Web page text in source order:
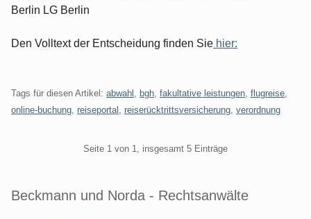
Berlin LG Berlin
Den Volltext der Entscheidung finden Sie hier:
Tags für diesen Artikel: abwahl bgh fakultative leistungen flugreise
online-buchung reiseportal reiserücktrittsversicherung verordnung
Seite 1 von 1, insgesamt 5 Einträge
Beckmann und Norda - Rechtsanwälte